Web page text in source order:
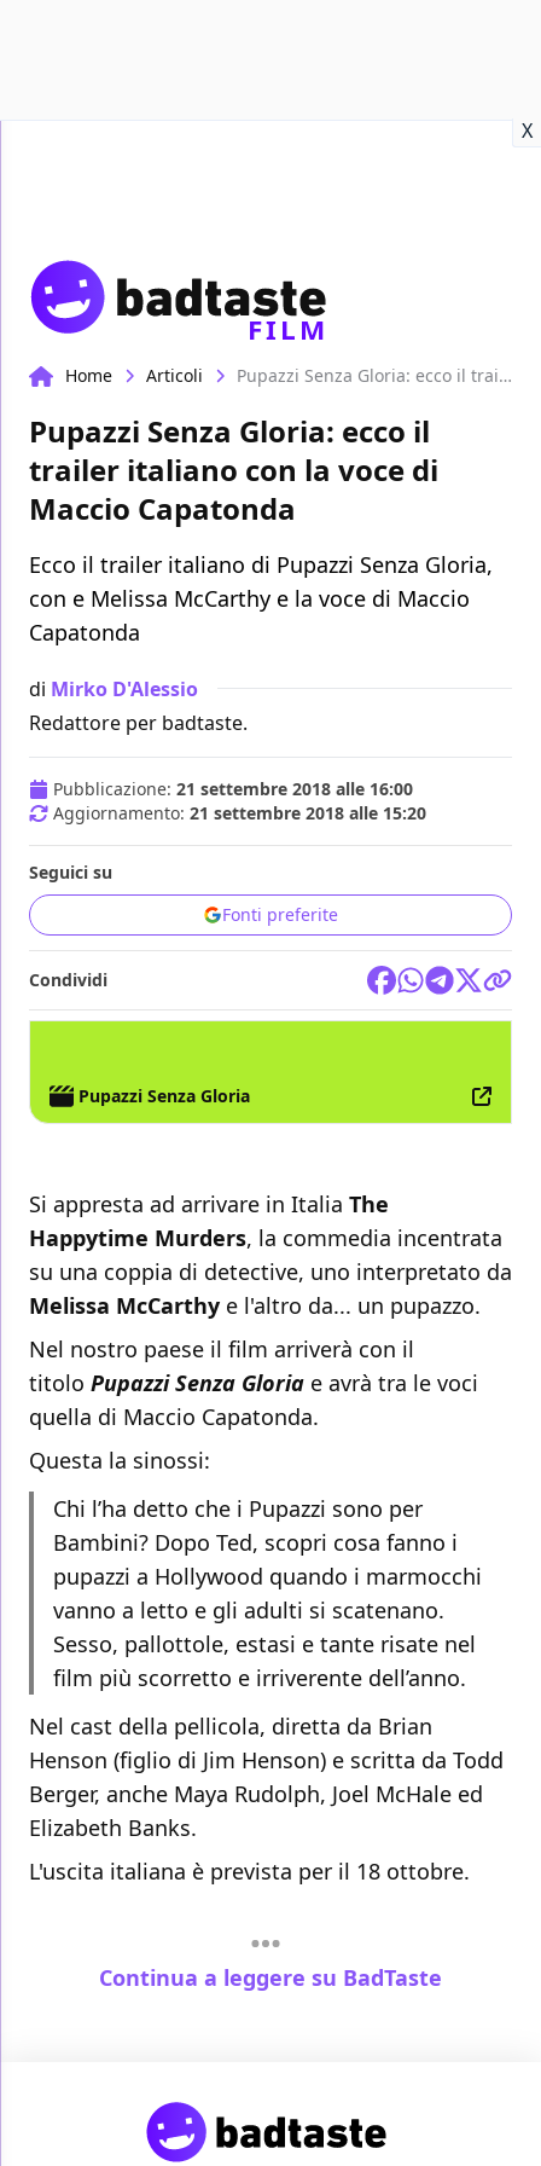
X
FILM
Home Articoli Pupazzi Senza Gloria: ecco il trailer italiano con la voce di Maccio Capatonda
Pupazzi Senza Gloria: ecco il
trailer italiano con la voce di
Maccio Capatonda
Ecco il trailer italiano di Pupazzi Senza Gloria,
con e Melissa McCarthy e la voce di Maccio
Capatonda
di Mirko D'Alessio
Redattore per badtaste.
Pubblicazione: 21 settembre 2018 alle 16:00
Aggiornamento: 21 settembre 2018 alle 15:20
Seguici su
Fonti preferite
Condividi
Pupazzi Senza Gloria
Si appresta ad arrivare in Italia The
Happytime Murders, la commedia incentrata
su una coppia di detective, uno interpretato da
Melissa McCarthy e l'altro da... un pupazzo.
Nel nostro paese il film arriverà con il
titolo Pupazzi Senza Gloria e avrà tra le voci
quella di Maccio Capatonda.
Questa la sinossi:
Chi l’ha detto che i Pupazzi sono per
Bambini? Dopo Ted, scopri cosa fanno i
pupazzi a Hollywood quando i marmocchi
vanno a letto e gli adulti si scatenano.
Sesso, pallottole, estasi e tante risate nel
film più scorretto e irriverente dell’anno.
Nel cast della pellicola, diretta da Brian
Henson (figlio di Jim Henson) e scritta da Todd
Berger, anche Maya Rudolph, Joel McHale ed
Elizabeth Banks.
L'uscita italiana è prevista per il 18 ottobre.
Continua a leggere su BadTaste